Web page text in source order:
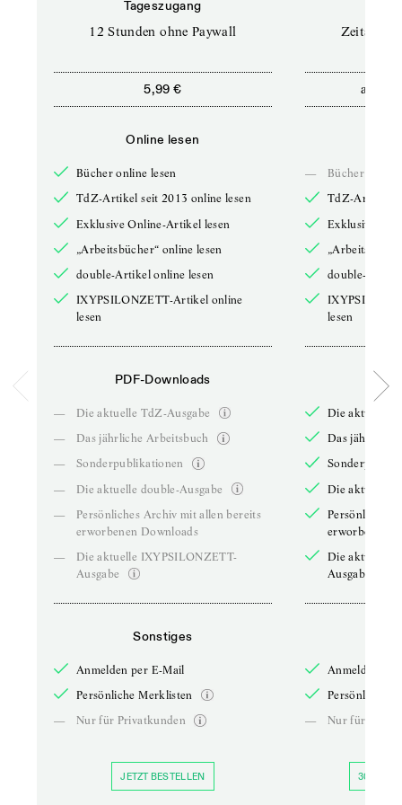
Tageszugang
12 Stunden ohne Paywall
5,99 €
Online lesen
Bücher online lesen
TdZ-Artikel seit 2013 online lesen
Exklusive Online-Artikel lesen
„Arbeitsbücher“ online lesen
double-Artikel online lesen
IXYPSILONZETT-Artikel online
lesen
PDF-Downloads
—
Die aktuelle TdZ-Ausgabe
—
Das jährliche Arbeitsbuch
—
Sonderpublikationen
—
Die aktuelle double-Ausgabe
—
Persönliches Archiv mit allen bereits
erworbenen Downloads
—
Die aktuelle IXYPSILONZETT-
Ausgabe
Sonstiges
Anmelden per E-Mail
Persönliche Merklisten
—
Nur für Privatkunden
JETZT BESTELLEN
ab
—
Bücher online
TdZ-Artikel
Exklusive
double-
lesen
Die aktuelle
Das jährliche
Die aktuelle
Persönliches
erworbenen
Die aktuelle
Ausgabe
Anmelden
Persönliche
—
Nur für
30 TAGE